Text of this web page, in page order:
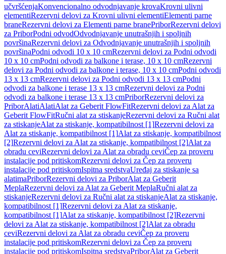
učvršćenjaKonvencionalno odvodnjavanje krovaKrovni ulivni
elementiRezervni delovi za Krovni ulivni elementiElementi parne
braneRezervni delovi za Elementi parne branePriborRezervni delovi
za PriborPodni odvodOdvodnjavanje unutrašnjih i spoljnih
površinaRezervni delovi za Odvodnjavanje unutrašnjih i spoljnih
površinaPodni odvodi 10 x 10 cmRezervni delovi za Podni odvodi
10 x 10 cmPodni odvodi za balkone i terase, 10 x 10 cmRezervni
delovi za Podni odvodi za balkone i terase, 10 x 10 cmPodni odvodi
13 x 13 cmRezervni delovi za Podni odvodi 13 x 13 cmPodni
odvodi za balkone i terase 13 x 13 cmRezervni delovi za Podni
odvodi za balkone i terase 13 x 13 cmPriborRezervni delovi za
PriborAlatiAlatiAlat za Geberit FlowFitRezervni delovi za Alat za
Geberit FlowFitRučni alat za stiskanjeRezervni delovi za Ručni alat
za stiskanjeAlat za stiskanje, kompatibilnost [1]Rezervni delovi za
Alat za stiskanje, kompatibilnost [1]Alat za stiskanje, kompatibilnost
[2]Rezervni delovi za Alat za stiskanje, kompatibilnost [2]Alat za
obradu ceviRezervni delovi za Alat za obradu ceviČep za proveru
instalacije pod pritiskomRezervni delovi za Čep za proveru
instalacije pod pritiskomIspitna sredstvaUređaj za stiskanje sa
alatimaPriborRezervni delovi za PriborAlat za Geberit
MeplaRezervni delovi za Alat za Geberit MeplaRučni alat za
stiskanjeRezervni delovi za Ručni alat za stiskanjeAlat za stiskanje,
kompatibilnost [1]Rezervni delovi za Alat za stiskanje,
kompatibilnost [1]Alat za stiskanje, kompatibilnost [2]Rezervni
delovi za Alat za stiskanje, kompatibilnost [2]Alat za obradu
ceviRezervni delovi za Alat za obradu ceviČep za proveru
instalacije pod pritiskomRezervni delovi za Čep za proveru
instalacije pod pritiskomIspitna sredstvaPriborAlat za Geberit